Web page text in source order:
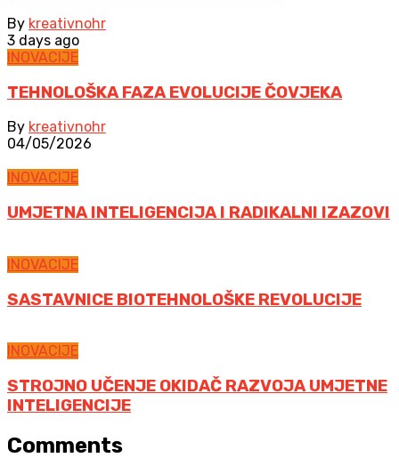
By kreativnohr
3 days ago
INOVACIJE
TEHNOLOŠKA FAZA EVOLUCIJE ČOVJEKA
By kreativnohr
04/05/2026
INOVACIJE
UMJETNA INTELIGENCIJA I RADIKALNI IZAZOVI
INOVACIJE
SASTAVNICE BIOTEHNOLOŠKE REVOLUCIJE
INOVACIJE
STROJNO UČENJE OKIDAČ RAZVOJA UMJETNE
INTELIGENCIJE
Comments